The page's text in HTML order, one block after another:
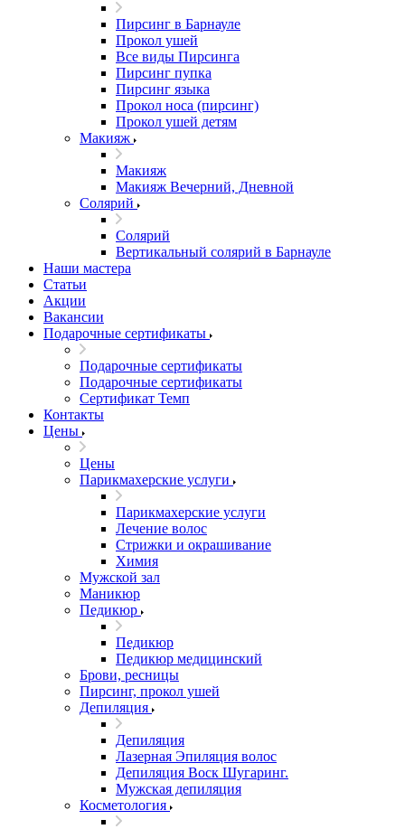
Пирсинг в Барнауле
Прокол ушей
Все виды Пирсинга
Пирсинг пупка
Пирсинг языка
Прокол носа (пирсинг)
Прокол ушей детям
Макияж
Макияж
Макияж Вечерний, Дневной
Солярий
Солярий
Вертикальный солярий в Барнауле
Наши мастера
Статьи
Акции
Вакансии
Подарочные сертификаты
Подарочные сертификаты
Подарочные сертификаты
Сертификат Темп
Контакты
Цены
Цены
Парикмахерские услуги
Парикмахерские услуги
Лечение волос
Стрижки и окрашивание
Химия
Мужской зал
Маникюр
Педикюр
Педикюр
Педикюр медицинский
Брови, ресницы
Пирсинг, прокол ушей
Депиляция
Депиляция
Лазерная Эпиляция волос
Депиляция Воск Шугаринг.
Мужская депиляция
Косметология